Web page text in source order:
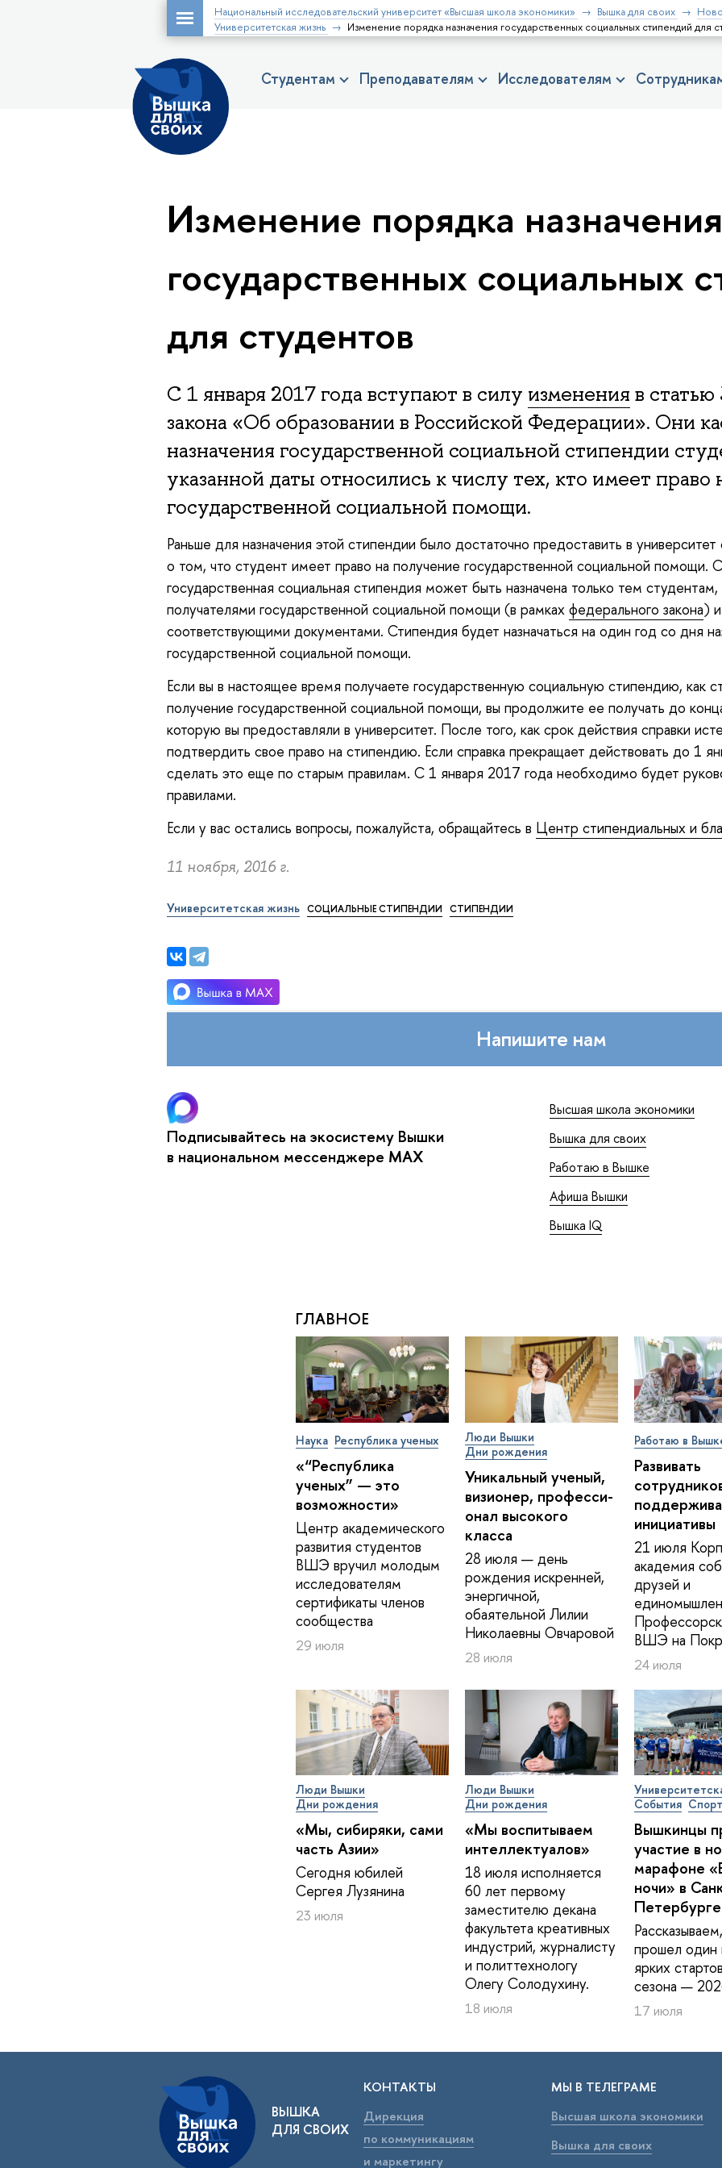
Национальный исследовательский университет «Высшая школа экономики» Вышка для своих
Университетская жизнь
Изменение порядка назначения государственных социальных стипендий для
Студентам Преподавателям Исследователям
Изменение порядка назначения
государственных социальных
для студентов
С 1 января 2017 года вступают в силу изменения в
закона «Об образовании в Российской Федерации». Они
назначения государственной социальной стипендии
указанной даты относились к числу тех, кто имеет
государственной социальной помощи.
Раньше для назначения этой стипендии было достаточно предоставить в
о том, что студент имеет право на получение государственной социальной помощи.
государственная социальная стипендия может быть назначена только тем
получателями государственной социальной помощи (в рамках федерального закона)
соответствующими документами. Стипендия будет назначаться на один год со дня
государственной социальной помощи.
Если вы в настоящее время получаете государственную социальную стипендию, как
получение государственной социальной помощи, вы продолжите ее получать до
которую вы предоставляли в университет. После того, как срок действия справки
подтвердить свое право на стипендию. Если справка прекращает действовать до 1
сделать это еще по старым правилам. С 1 января 2017 года необходимо будет
правилами.
Если у вас остались вопросы, пожалуйста, обращайтесь в Центр стипендиальных и
11 ноября, 2016 г.
Университетская жизнь СОЦИАЛЬНЫЕ СТИПЕНДИИ СТИПЕНДИИ
Напишите нам
Подписывайтесь на экосистему Вышки
в национальном мессенджере MAX
Высшая школа экономики
Вышка для своих
Работаю в Вышке
Афиша Вышки
Вышка IQ
ГЛАВНОЕ
Наука Республика ученых
«“Республика
ученых” — это
возможности»
Центр академического
развития студентов
ВШЭ вручил молодым
исследователям
сертификаты членов
сообщества
29 июля
Люди Вышки
Дни рождения
Уникальный ученый,
визионер, про­фес­си­
о­нал высокого
класса
28 июля — день
рождения искренней,
энергичной,
обаятельной Лилии
Николаевны Овчаровой
28 июля
Работаю в
Развивать
инициативы
21 июля
академия
друзей и
ВШЭ на
24 июля
Люди Вышки
Дни рождения
«Мы, сибиряки, сами
часть Азии»
Сегодня юбилей
Сергея Лузянина
23 июля
Люди Вышки
Дни рождения
«Мы воспитываем
интеллектуалов»
18 июля исполняется
60 лет первому
заместителю декана
факультета креативных
индустрий, журналисту
и политтехнологу
Олегу Солодухину.
18 июля
События
Вышкинцы
участие в
марафоне
ночи» в
Петербурге
прошел один
ярких
сезона —
17 июля
ВЫШКА
ДЛЯ СВОИХ
КОНТАКТЫ
Дирекция
по коммуникациям
и маркетингу
МЫ В ТЕЛЕГРАМЕ
Высшая школа экономики
Вышка для своих